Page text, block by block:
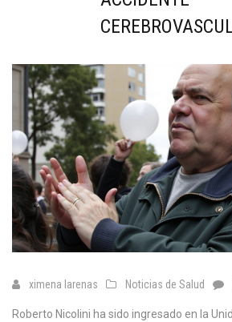
ximena larenas Noticias de Salud
Roberto Nicolini ha sido ingresado en la